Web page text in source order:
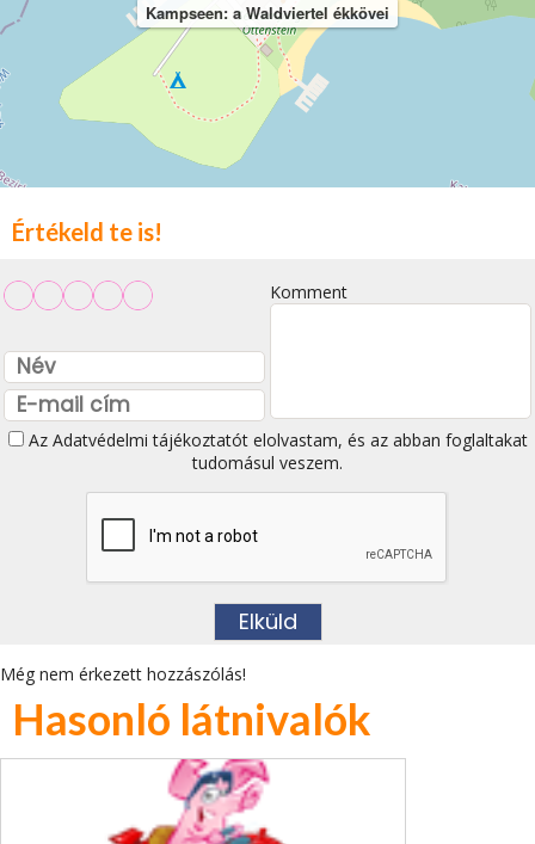
Kampseen: a Waldviertel ékkövei
Értékeld te is!
Komment
Az Adatvédelmi tájékoztatótelolvastam, és az abban foglaltakat
tudomásul veszem.
Még nem érkezett hozzászólás!
Hasonló látnivalók